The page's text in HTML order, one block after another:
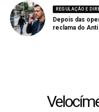
REGULAÇÃO E
Depois das
reclama do Anti